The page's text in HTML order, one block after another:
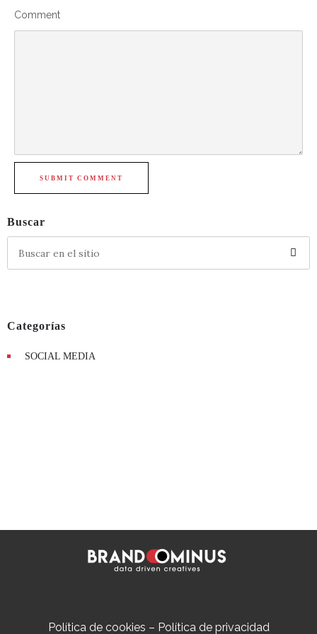
Comment
SUBMIT COMMENT
Buscar
Categorías
SOCIAL MEDIA
Política de cookies – Política de privacidad